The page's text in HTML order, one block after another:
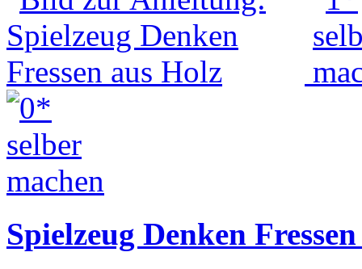
Spielzeug Denken